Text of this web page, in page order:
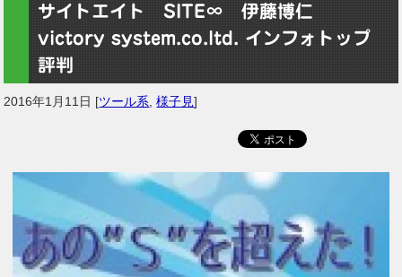
サイトエイト SITE∞ 伊藤博仁
victory system.co.ltd. インフォトップ
評判
2016年1月11日 [ツール系 ,様子見]